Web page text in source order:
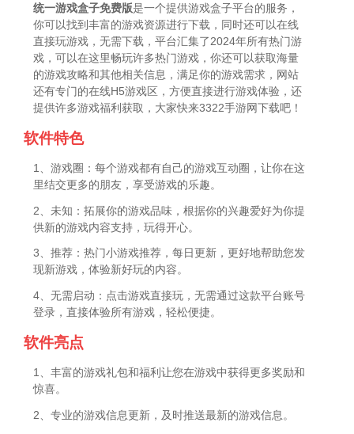
统一游戏盒子免费版是一个提供游戏盒子平台的服务，
你可以找到丰富的游戏资源进行下载，同时还可以在线
直接玩游戏，无需下载，平台汇集了2024年所有热门游
戏，可以在这里畅玩许多热门游戏，你还可以获取海量
的游戏攻略和其他相关信息，满足你的游戏需求，网站
还有专门的在线H5游戏区，方便直接进行游戏体验，还
提供许多游戏福利获取，大家快来3322手游网下载吧！
软件特色
1、游戏圈：每个游戏都有自己的游戏互动圈，让你在这
里结交更多的朋友，享受游戏的乐趣。
2、未知：拓展你的游戏品味，根据你的兴趣爱好为你提
供新的游戏内容支持，玩得开心。
3、推荐：热门小游戏推荐，每日更新，更好地帮助您发
现新游戏，体验新好玩的内容。
4、无需启动：点击游戏直接玩，无需通过这款平台账号
登录，直接体验所有游戏，轻松便捷。
软件亮点
1、丰富的游戏礼包和福利让您在游戏中获得更多奖励和
惊喜。
2、专业的游戏信息更新，及时推送最新的游戏信息。